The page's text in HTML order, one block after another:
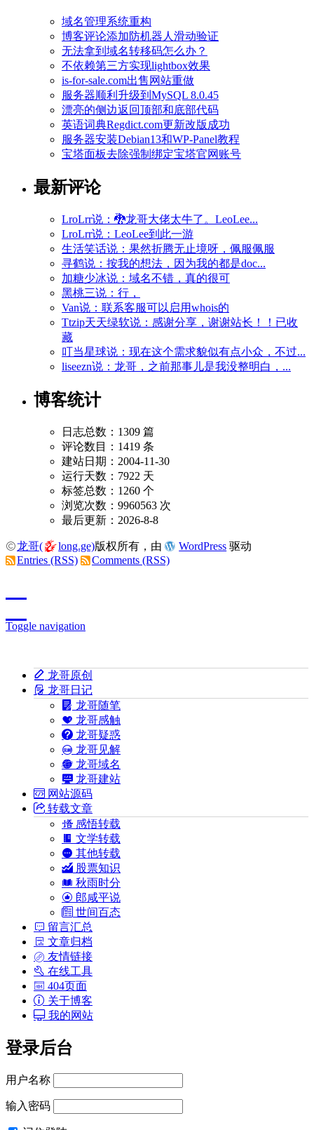
域名管理系统重构
博客评论添加防机器人滑动验证
无法拿到域名转移码怎么办？
不依赖第三方实现lightbox效果
is-for-sale.com出售网站重做
服务器顺利升级到MySQL 8.0.45
漂亮的侧边返回顶部和底部代码
英语词典Regdict.com更新改版成功
服务器安装Debian13和WP-Panel教程
宝塔面板去除强制绑定宝塔官网账号
最新评论
LroLrr说：🐉龙哥大佬太牛了。LeoLee...
LroLrr说：LeoLee到此一游
生活笑话说：果然折腾无止境呀，佩服佩服
寻鹤说：按我的想法，因为我的都是doc...
加糖少冰说：域名不错，真的很可
黑桃三说：行，
Van说：联系客服可以启用whois的
Ttzip天天绿软说：感谢分享，谢谢站长！！已收
藏
叮当星球说：现在这个需求貌似有点小众，不过...
liseezn说：龙哥，之前那事儿是我没整明白，...
博客统计
日志总数：1309 篇
评论数目：1419 条
建站日期：2004-11-30
运行天数：7922 天
标签总数：1260 个
浏览次数：9960563 次
最后更新：2026-8-8
龙哥( long.ge)版权所有，由 WordPress 驱动
Entries (RSS)
Comments (RSS)
Toggle navigation
龙哥原创
龙哥日记
龙哥随笔
龙哥感触
龙哥疑惑
龙哥见解
龙哥域名
龙哥建站
网站源码
转载文章
感悟转载
文学转载
其他转载
股票知识
秋雨时分
郎咸平说
世间百态
留言汇总
文章归档
友情链接
在线工具
404页面
关于博客
我的网站
登录后台
用户名称
输入密码